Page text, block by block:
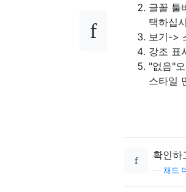
글꼴 툴
택하십
보기->
강조 표
"없음"
스타일
확인하
채드